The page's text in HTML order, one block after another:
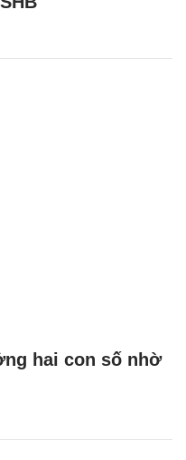
hai con số nhờ